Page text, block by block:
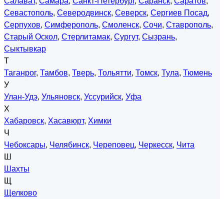
Севастополь, Северодвинск, Северск, Сергиев Посад,
Серпухов, Симферополь, Смоленск, Сочи, Ставрополь,
Старый Оскол, Стерлитамак, Сургут, Сызрань,
Сыктывкар
Т
Таганрог, Тамбов, Тверь, Тольятти, Томск, Тула, Тюмень
У
Улан-Удэ, Ульяновск, Уссурийск, Уфа
Х
Хабаровск, Хасавюрт, Химки
Ч
Чебоксары, Челябинск, Череповец, Черкесск, Чита
Ш
Шахты
Щ
Щелково